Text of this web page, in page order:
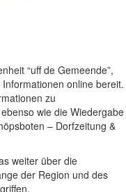
“uff de Gemeende”,
online bereit.
zu
wie die Wiedergabe
– Dorfzeitung &
weiter über die
der Region und des